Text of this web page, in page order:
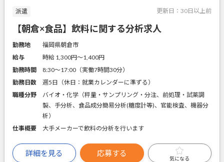
派遣 更新日： 30日以上前
【朝倉×食品】飲料に関する分析求人
勤務地
福岡県朝倉市
給与
時給 1,300円〜1,400円
勤務時間
8:30～17:00（実働7時間30分）
勤務日数
週5日（休日：就業カレンダーに準ずる）
職種分野
バイオ・化学（秤量・サンプリング・分注、前処理・試薬調
製、手分析、食品成分簡易分析(糖度計等)、官能検査、機器分
析）
仕事概要
大手メーカーで飲料の分析を行います
詳細を見る 応募する
気になる